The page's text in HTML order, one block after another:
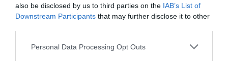
also be disclosed by us to third parties on the IAB’s List of
Downstream Participants that may further disclose it to other
Please note that this website/app uses one or more Google
Personal Data Processing Opt Outs